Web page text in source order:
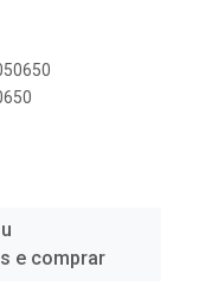
e comprar